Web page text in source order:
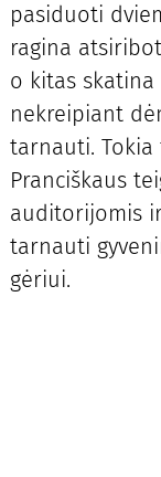
pasiduoti
ragina
o kitas
nekreipiant
tarnauti. Tokia
Pranciškaus
auditorijomis
tarnauti
gėriui.